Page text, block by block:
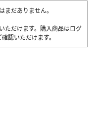
まだありません。
ただけます。購入商品はログ
認いただけます。